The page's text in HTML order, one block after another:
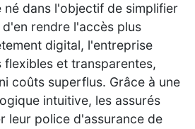
né dans l'objectif de simplifier
rendre l'accès plus
digital, l'entreprise
et transparentes,
coûts superflus. Grâce à une
intuitive, les assurés
leur police d'assurance de